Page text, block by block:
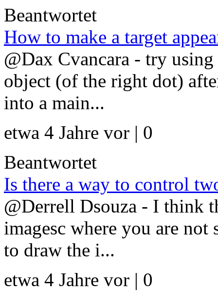
Beantwortet
How to make a target
@Dax Cvancara - try
object (of the right dot)
into a main...
etwa 4 Jahre vor | 0
Beantwortet
Is there a way to control
@Derrell Dsouza - I think
imagesc where you are
to draw the i...
etwa 4 Jahre vor | 0